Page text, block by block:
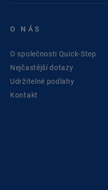
O NÁS
O společnosti Quick-Step
Nejčastější dotazy
Udržitelné podlahy
Kontakt